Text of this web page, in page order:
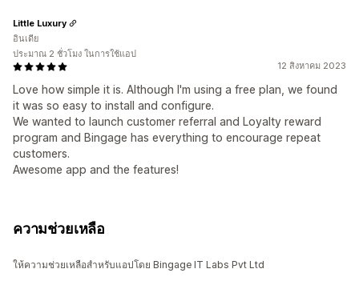
12 สิงหาคม 2023
Love how simple it is. Although I'm using a free plan, we found
it was so easy to install and configure.
We wanted to launch customer referral and Loyalty reward
program and Bingage has everything to encourage repeat
customers.
Awesome app and the features!
Little Luxury
อินเดีย
ประมาณ 2 ชั่วโมง ในการใช้แอป
ความช่วยเหลือ
ให้ความช่วยเหลือสำหรับแอปโดย Bingage IT Labs Pvt Ltd